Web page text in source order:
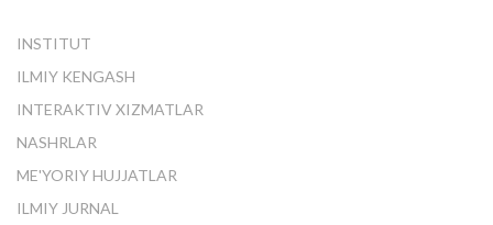
INSTITUT
ILMIY KENGASH
INTERAKTIV XIZMATLAR
NASHRLAR
ME'YORIY HUJJATLAR
ILMIY JURNAL